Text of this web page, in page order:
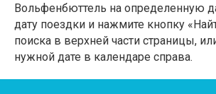
Вольфенбюттель на определенную
дату поездки и нажмите кнопку
поиска в верхней части страницы,
нужной дате в календаре справа.